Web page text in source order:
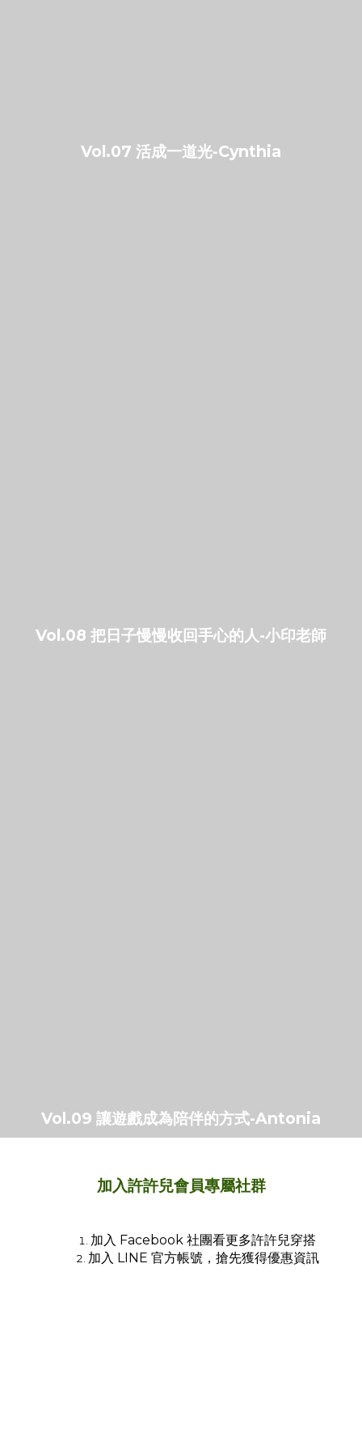
Vol.07 活成一道光-Cynthia
Vol.08 把日子慢慢收回手心的人-小印老師
Vol.09 讓遊戲成為陪伴的方式-Antonia
加入許許兒會員專屬社群
加入 Facebook 社團看更多許許兒穿搭
加入 LINE 官方帳號，搶先獲得優惠資訊